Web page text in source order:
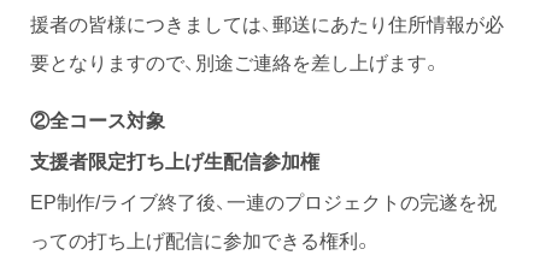
援者の皆様につきましては、郵送にあたり住所情報が必
要となりますので、別途ご連絡を差し上げます。
②全コース対象
支援者限定打ち上げ生配信参加権
EP制作/ライブ終了後、一連のプロジェクトの完遂を祝
っての打ち上げ配信に参加できる権利。